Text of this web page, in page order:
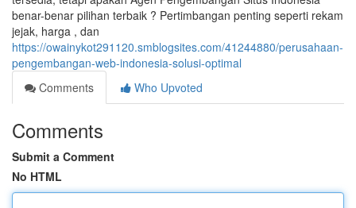
benar-benar pilihan terbaik ? Pertimbangan penting seperti rekam
jejak, harga , dan
https://owainykot291120.smblogsites.com/41244880/perusahaan-
pengembangan-web-indonesia-solusi-optimal
Comments
Who Upvoted
Comments
Submit a Comment
No HTML